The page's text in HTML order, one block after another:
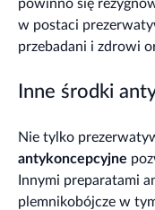
powinno się
w postaci
przebadani i zdrowi
Inne środki
Nie tylko
antykoncepcyjne
Innymi preparatami
plemnikobójcze w